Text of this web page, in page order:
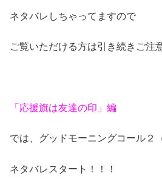
ネタバレしちゃってますので
ご覧いただける方は引き続きご注
「応援旗は友達の印」編
では、グッドモーニングコール２
ネタバレスタート！！！